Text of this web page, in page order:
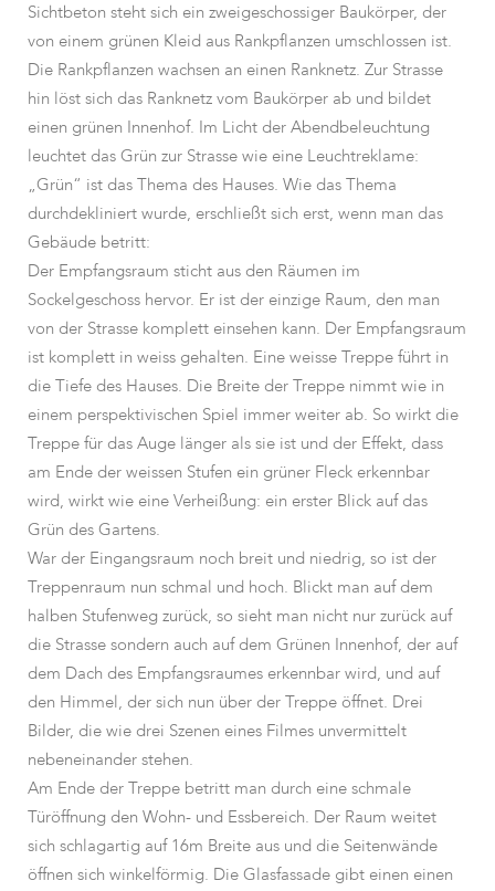
Sichtbeton steht sich ein zweigeschossiger Baukörper, der
von einem grünen Kleid aus Rankpflanzen umschlossen ist.
Die Rankpflanzen wachsen an einen Ranknetz. Zur Strasse
hin löst sich das Ranknetz vom Baukörper ab und bildet
einen grünen Innenhof. Im Licht der Abendbeleuchtung
leuchtet das Grün zur Strasse wie eine Leuchtreklame:
„Grün“ ist das Thema des Hauses. Wie das Thema
durchdekliniert wurde, erschließt sich erst, wenn man das
Gebäude betritt:
Der Empfangsraum sticht aus den Räumen im
Sockelgeschoss hervor. Er ist der einzige Raum, den man
von der Strasse komplett einsehen kann. Der Empfangsraum
ist komplett in weiss gehalten. Eine weisse Treppe führt in
die Tiefe des Hauses. Die Breite der Treppe nimmt wie in
einem perspektivischen Spiel immer weiter ab. So wirkt die
Treppe für das Auge länger als sie ist und der Effekt, dass
am Ende der weissen Stufen ein grüner Fleck erkennbar
wird, wirkt wie eine Verheißung: ein erster Blick auf das
Grün des Gartens.
War der Eingangsraum noch breit und niedrig, so ist der
Treppenraum nun schmal und hoch. Blickt man auf dem
halben Stufenweg zurück, so sieht man nicht nur zurück auf
die Strasse sondern auch auf dem Grünen Innenhof, der auf
dem Dach des Empfangsraumes erkennbar wird, und auf
den Himmel, der sich nun über der Treppe öffnet. Drei
Bilder, die wie drei Szenen eines Filmes unvermittelt
nebeneinander stehen.
Am Ende der Treppe betritt man durch eine schmale
Türöffnung den Wohn- und Essbereich. Der Raum weitet
sich schlagartig auf 16m Breite aus und die Seitenwände
öffnen sich winkelförmig. Die Glasfassade gibt einen einen